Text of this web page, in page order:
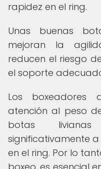
rapidez en el ring.
Unas buenas
mejoran la
reducen el riesgo
el soporte
Los boxeadores
atención al peso
botas
significativamente
en el ring. Por lo